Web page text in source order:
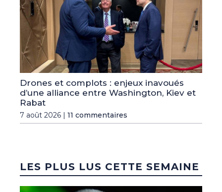
Drones et complots : enjeux inavoués
d’une alliance entre Washington, Kiev et
Rabat
7 août 2026 | 11 commentaires
LES PLUS LUS CETTE SEMAINE